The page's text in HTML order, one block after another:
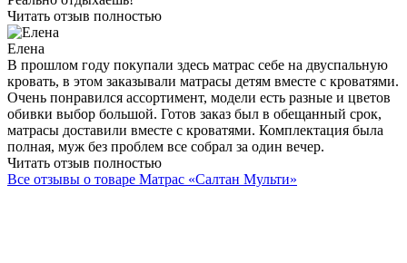
Матрас отличный! Уже год наслаждаемся крепким,
спокойным сном. За этот год матрас нисколько не промялся,
даже по краям. Муж у меня любитель присаживаться на край
кровати, не каждый матрас такое испытание выдержит, а
этому подобное испытание не повредило!
Читать отзыв полностью
Сергей
Москва
Спасибо за шикарный матрас Салтан Мульти! После сложного
рабочего дня расслабиться на таком огромное удовольствие!
Реально отдыхаешь!